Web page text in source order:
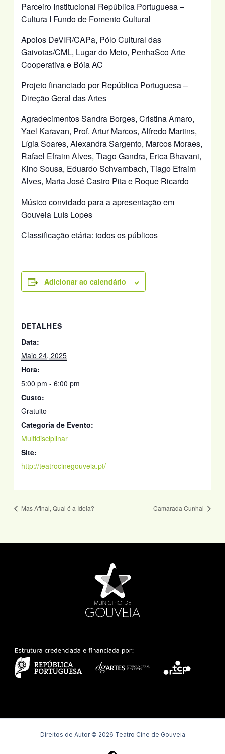
Parceiro Institucional República Portuguesa –
Cultura I Fundo de Fomento Cultural
Apoios DeVIR/CAPa, Pólo Cultural das
Gaivotas/CML, Lugar do Meio, PenhaSco Arte
Cooperativa e Bóia AC
Projeto financiado por República Portuguesa –
Direção Geral das Artes
Agradecimentos Sandra Borges, Cristina Amaro,
Yael Karavan, Prof. Artur Marcos, Alfredo Martins,
Lígia Soares, Alexandra Sargento, Marcos Moraes,
Rafael Efraim Alves, Tiago Gandra, Erica Bhavani,
Kino Sousa, Eduardo Schvambach, Tiago Efraim
Alves, Maria José Castro Pita e Roque Ricardo
Músico convidado para a apresentação em
Gouveia Luís Lopes
Classificação etária: todos os públicos
Adicionar ao calendário
DETALHES
Data:
Maio 24, 2025
Hora:
5:00 pm - 6:00 pm
Custo:
Gratuito
Categoria de Evento:
Multidisciplinar
Site:
http://teatrocinegouveia.pt/
Mas Afinal, Qual é a Ideia? Camarada Cunhal
Direitos de Autor © 2026 Teatro Cine de Gouveia